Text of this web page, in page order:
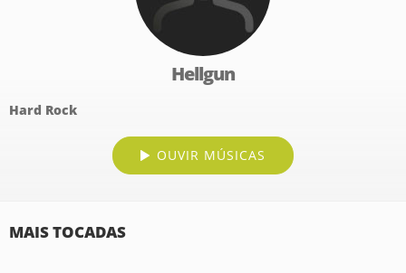
Hellgun
Hard Rock
OUVIR MÚSICAS
MAIS TOCADAS